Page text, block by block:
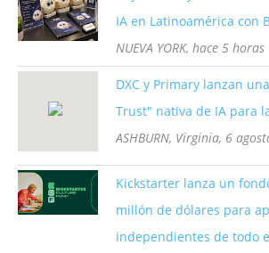
IA en Latinoamérica con
NUEVA YORK, hace 5 horas
DXC y Primary lanzan
Trust" nativa de IA para
ASHBURN, Virginia, 6
Kickstarter lanza un
millón de dólares para
independientes de todo